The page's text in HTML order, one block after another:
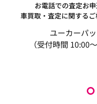
お電話での査定お
車買取・査定に関するご
ユーカーパ
（受付時間 10:00